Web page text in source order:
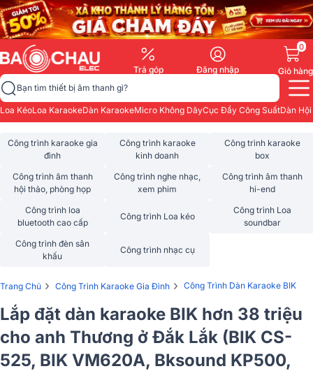
Trả góp Đăng nhập
0
Giỏ hàng
Bạn tìm thiết bị âm thanh gì?
Loa KéoLoa KaraokeDàn KaraokeMicro Không DâyCục Đẩy Công SuấtDàn
Công trình karaoke gia
đình
Công trình karaoke
kinh doanh
Công trình karaoke
box
Công trình âm thanh
hội thảo, phòng họp
Công trình nghe nhạc,
xem phim
Công trình âm thanh
hi-end
Công trình loa
bluetooth cao cấp
Công trình Loa kéo
Công trình Loa
soundbar
Công trình đèn sân
khấu
Công trình nhạc cụ
Trang Chủ › Công Trình Karaoke Gia Đình › Công Trình Dàn Karaoke BIK
Lắp đặt dàn karaoke BIK hơn 38 triệu
cho anh Thương ở Đắk Lắk (BIK CS-
525, BIK VM620A, Bksound KP500,